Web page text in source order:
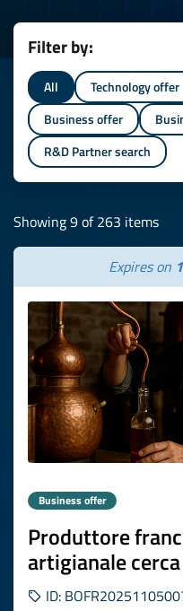
Filter by:
All Technology offer
Business offer
R&D Partner search
Showing 9 of 263 items
Expires on
Business offer
Produttore
artigianale
ID: